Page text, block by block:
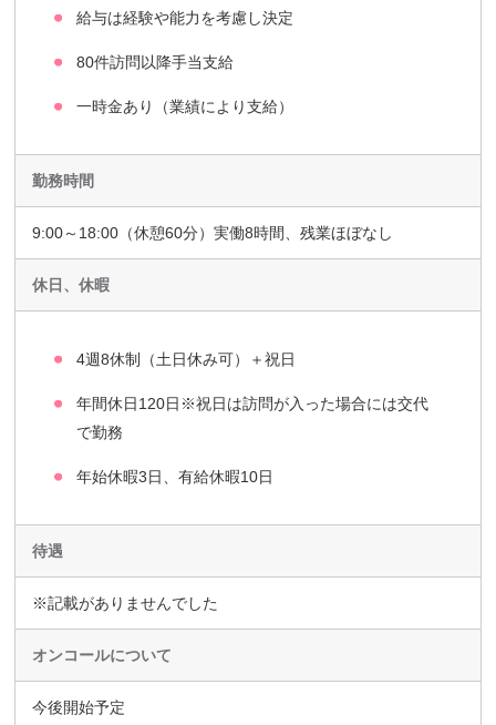
給与は経験や能力を考慮し決定
80件訪問以降手当支給
一時金あり（業績により支給）
勤務時間
9:00～18:00（休憩60分）実働8時間、残業ほぼなし
休日、休暇
4週8休制（土日休み可）＋祝日
年間休日120日※祝日は訪問が入った場合には交代
で勤務
年始休暇3日、有給休暇10日
待遇
※記載がありませんでした
オンコールについて
今後開始予定